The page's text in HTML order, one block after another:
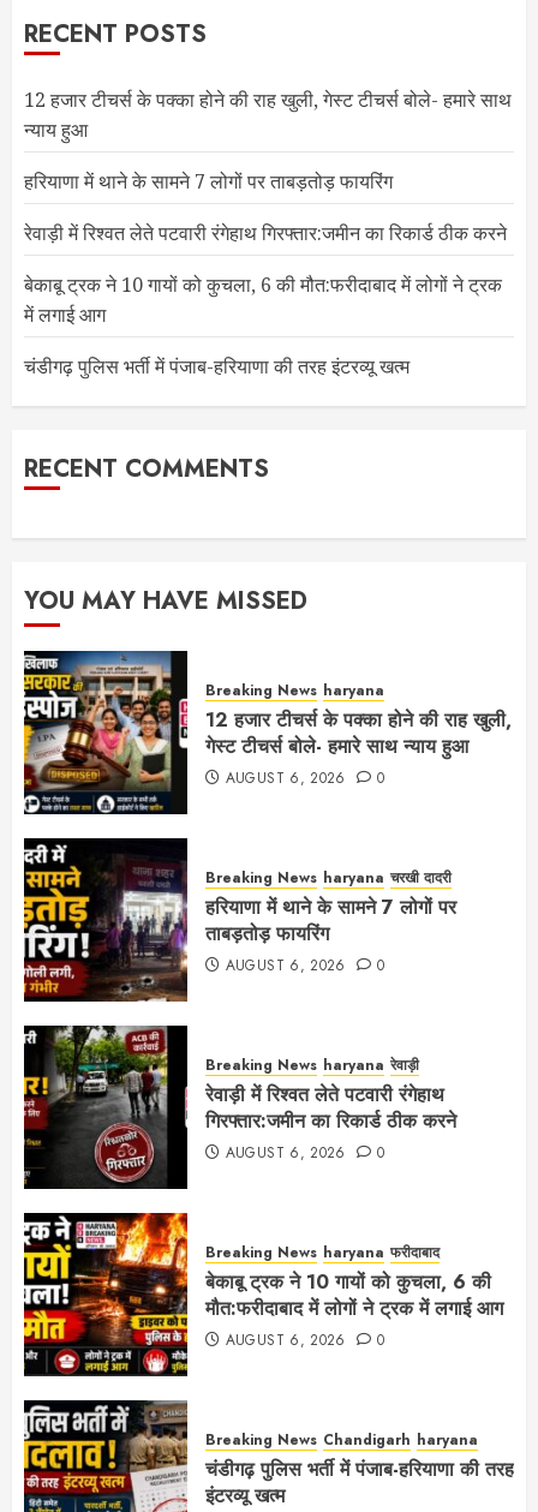
RECENT POSTS
12 हजार टीचर्स के पक्का होने की राह खुली, गेस्ट टीचर्स बोले- हमारे साथ
न्याय हुआ
हरियाणा में थाने के सामने 7 लोगों पर ताबड़तोड़ फायरिंग
रेवाड़ी में रिश्वत लेते पटवारी रंगेहाथ गिरफ्तार:जमीन का रिकार्ड ठीक करने
बेकाबू ट्रक ने 10 गायों को कुचला, 6 की मौत:फरीदाबाद में लोगों ने ट्रक
में लगाई आग
चंडीगढ़ पुलिस भर्ती में पंजाब-हरियाणा की तरह इंटरव्यू खत्म
RECENT COMMENTS
YOU MAY HAVE MISSED
Breaking News haryana
12 हजार टीचर्स के पक्का होने की राह खुली,
गेस्ट टीचर्स बोले- हमारे साथ न्याय हुआ
AUGUST 6, 2026 0
Breaking News haryana चरखी दादरी
हरियाणा में थाने के सामने 7 लोगों पर
ताबड़तोड़ फायरिंग
AUGUST 6, 2026 0
Breaking News haryana रेवाड़ी
रेवाड़ी में रिश्वत लेते पटवारी रंगेहाथ
गिरफ्तार:जमीन का रिकार्ड ठीक करने
AUGUST 6, 2026 0
Breaking News haryana फरीदाबाद
बेकाबू ट्रक ने 10 गायों को कुचला, 6 की
मौत:फरीदाबाद में लोगों ने ट्रक में लगाई आग
AUGUST 6, 2026 0
Breaking News Chandigarh haryana
चंडीगढ़ पुलिस भर्ती में पंजाब-हरियाणा की तरह
इंटरव्यू खत्म